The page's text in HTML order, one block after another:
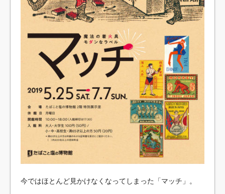
今ではほとんど見かけなくなってしまった「マッチ」。